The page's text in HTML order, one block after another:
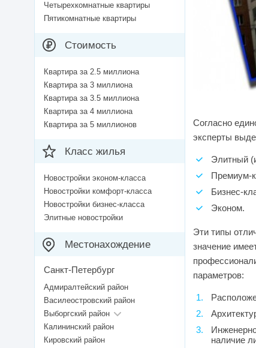
Согласно
эксперты
Элитный
Премиум-
Бизнес-
Эконом.
Эти типы
значение
параметров:
наличие
Четырехкомнатные квартиры
Пятикомнатные квартиры
Стоимость
Квартира за 2.5 миллиона
Квартира за 3 миллиона
Квартира за 3.5 миллиона
Квартира за 4 миллиона
Квартира за 5 миллионов
Класс жилья
Новостройки эконом-класса
Новостройки комфорт-класса
Новостройки бизнес-класса
Элитные новостройки
Местонахождение
Санкт-Петербург
Адмиралтейский район
Василеостровский район
Выборгский район
Калининский район
Кировский район